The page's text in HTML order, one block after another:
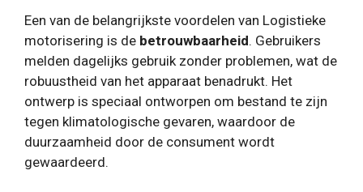
Een van de belangrijkste voordelen van Logistieke
motorisering is de betrouwbaarheid. Gebruikers
melden dagelijks gebruik zonder problemen, wat de
robuustheid van het apparaat benadrukt. Het
ontwerp is speciaal ontworpen om bestand te zijn
tegen klimatologische gevaren, waardoor de
duurzaamheid door de consument wordt
gewaardeerd.